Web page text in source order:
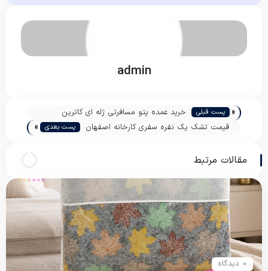
admin
« پست قبلی
خرید عمده پتو مسافرتی ژله ای کاترین
قیمت تشک یک نفره سفری کارخانه اصفهان
پست بعدی »
مقالات مرتبط
0 دیدگاه